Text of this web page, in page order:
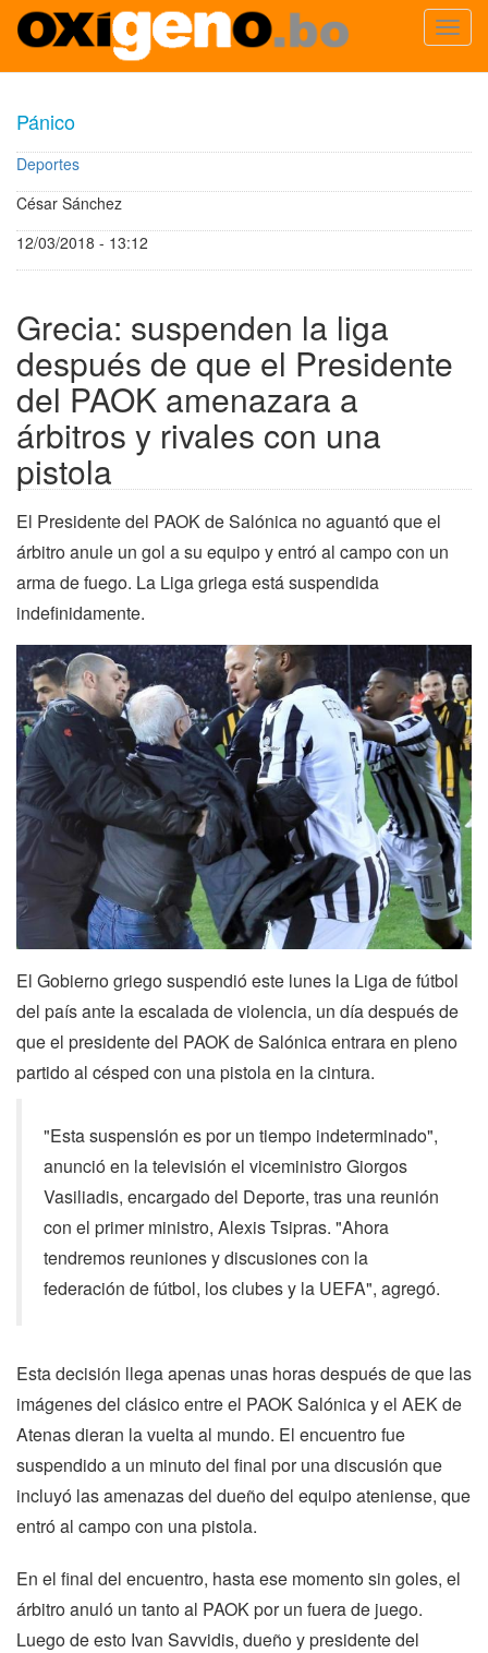
contenido
principal
Pánico
Deportes
César Sánchez
12/03/2018 - 13:12
Grecia: suspenden la liga
después de que el Presidente
del PAOK amenazara a
árbitros y rivales con una
pistola
El Presidente del PAOK de Salónica no aguantó que el
árbitro anule un gol a su equipo y entró al campo con un
arma de fuego. La Liga griega está suspendida
indefinidamente.
El Gobierno griego suspendió este lunes la Liga de fútbol
del país ante la escalada de violencia, un día después de
que el presidente del PAOK de Salónica entrara en pleno
partido al césped con una pistola en la cintura.
"Esta suspensión es por un tiempo indeterminado",
anunció en la televisión el viceministro Giorgos
Vasiliadis, encargado del Deporte, tras una reunión
con el primer ministro, Alexis Tsipras. "Ahora
tendremos reuniones y discusiones con la
federación de fútbol, los clubes y la UEFA", agregó.
Esta decisión llega apenas unas horas después de que las
imágenes del clásico entre el PAOK Salónica y el AEK de
Atenas dieran la vuelta al mundo. El encuentro fue
suspendido a un minuto del final por una discusión que
incluyó las amenazas del dueño del equipo ateniense, que
entró al campo con una pistola.
En el final del encuentro, hasta ese momento sin goles, el
árbitro anuló un tanto al PAOK por un fuera de juego.
Luego de esto Ivan Savvidis, dueño y presidente del